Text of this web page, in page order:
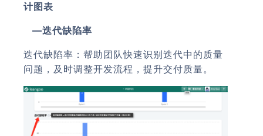
计图表
—迭代缺陷率
迭代缺陷率：帮助团队快速识别迭代中的质量
问题，及时调整开发流程，提升交付质量。